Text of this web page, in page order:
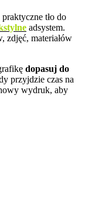
tło do
adsystem.
zdjęć, materiałów
dopasuj do
przyjdzie czas na
wydruk, aby